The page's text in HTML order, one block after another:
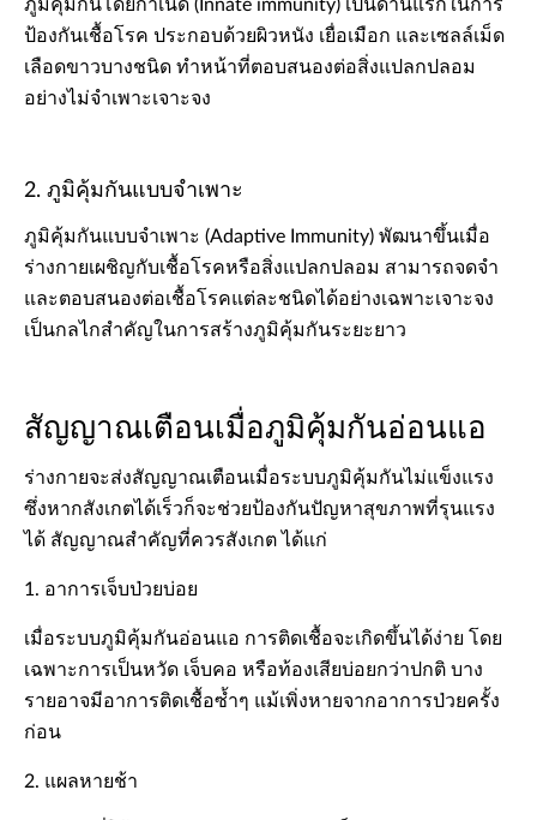
ภูมิคุ้มกันโดยกำเนิด (Innate immunity) เป็นด่านแรกในการ
ป้องกันเชื้อโรค ประกอบด้วยผิวหนัง เยื่อเมือก และเซลล์เม็ด
เลือดขาวบางชนิด ทำหน้าที่ตอบสนองต่อสิ่งแปลกปลอม
อย่างไม่จำเพาะเจาะจง
2. ภูมิคุ้มกันแบบจำเพาะ
ภูมิคุ้มกันแบบจำเพาะ (Adaptive Immunity) พัฒนาขึ้นเมื่อ
ร่างกายเผชิญกับเชื้อโรคหรือสิ่งแปลกปลอม สามารถจดจำ
และตอบสนองต่อเชื้อโรคแต่ละชนิดได้อย่างเฉพาะเจาะจง
เป็นกลไกสำคัญในการสร้างภูมิคุ้มกันระยะยาว
สัญญาณเตือนเมื่อภูมิคุ้มกันอ่อนแอ
ร่างกายจะส่งสัญญาณเตือนเมื่อระบบภูมิคุ้มกันไม่แข็งแรง
ซึ่งหากสังเกตได้เร็วก็จะช่วยป้องกันปัญหาสุขภาพที่รุนแรง
ได้ สัญญาณสำคัญที่ควรสังเกต ได้แก่
1. อาการเจ็บป่วยบ่อย
เมื่อระบบภูมิคุ้มกันอ่อนแอ การติดเชื้อจะเกิดขึ้นได้ง่าย โดย
เฉพาะการเป็นหวัด เจ็บคอ หรือท้องเสียบ่อยกว่าปกติ บาง
รายอาจมีอาการติดเชื้อซ้ำๆ แม้เพิ่งหายจากอาการป่วยครั้ง
ก่อน
2. แผลหายช้า